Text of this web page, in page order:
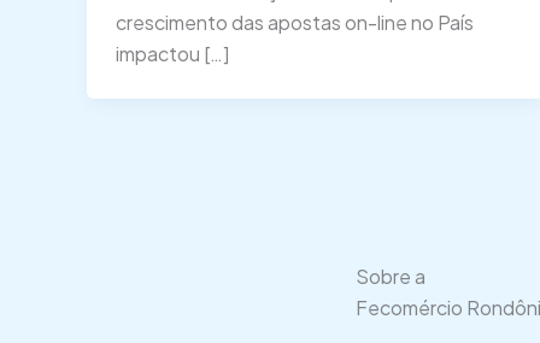
crescimento das apostas on-line no País
impactou […]
Sobre a
Fecomércio